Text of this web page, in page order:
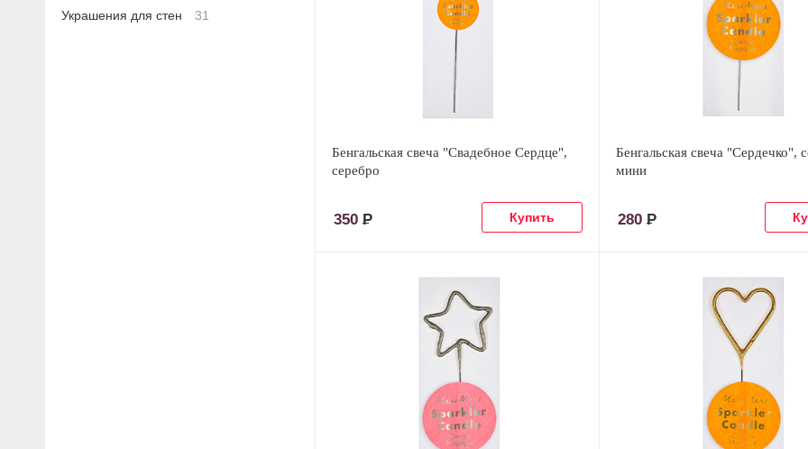
Бенгальская свеча "Свадебное Сердце",
серебро
350 Р
Бенгальская свеча "Сердечко",
мини
280 Р
Украшения для стен 31